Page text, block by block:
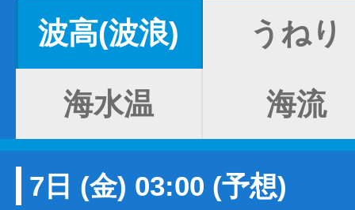
波高(波浪) うねり
海水温 海流
7日 (金) 03:00 (予想)